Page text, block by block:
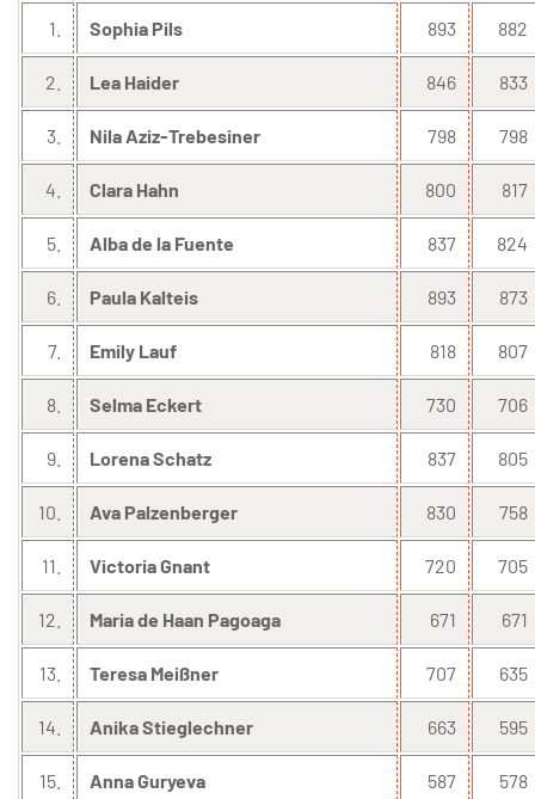
1. Sophia Pils 893 882
2. Lea Haider 846 833
3. Nila Aziz-Trebesiner 798 798
4. Clara Hahn 800 817
5. Alba de la Fuente 837 824
6. Paula Kalteis 893 873
7. Emily Lauf 818 807
8. Selma Eckert 730 706
9. Lorena Schatz 837 805
10. Ava Palzenberger 830 758
11. Victoria Gnant 720 705
12. Maria de Haan Pagoaga 671 671
13. Teresa Meißner 707 635
14. Anika Stieglechner 663 595
15. Anna Guryeva 587 578